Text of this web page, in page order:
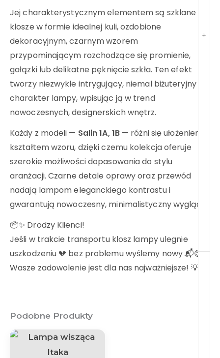
+
Jej charakterystycznym elementem są szklane
klosze w formie idealnej kuli, ozdobione
dekoracyjnym, czarnym wzorem
przypominającym rozchodzące się promienie,
gałązki lub delikatne pęknięcie szkła. Ten efekt
tworzy niezwykle intrygujący, niemal biżuteryjny
charakter lampy, wpisując ją w trend
nowoczesnych, designerskich wnętrz.
Każdy z modeli — Salin 1A, 1B— różni się ułożeniem i
kształtem wzoru, dzięki czemu kolekcja oferuje
szerokie możliwości dopasowania do stylu
aranżacji. Czarne detale oprawy oraz przewód
nadają lampom eleganckiego kontrastu i
gwarantują nowoczesny, minimalistyczny wygląd.
📦✨ Drodzy Klienci!
Jeśli w trakcie transportu klosz lampy ulegnie
uszkodzeniu 💔 bez problemu wyślemy nowy 📬😊
Wasze zadowolenie jest dla nas najważniejsze! 💡❤️
Podobne Produkty